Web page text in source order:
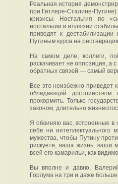
Реальная история
при Гитлере-Сталине-
кризисы. Ностальгия по
ностальгии и иллюзии
приводят к
Путиным курса на
На самом деле, коллеги,
раскачивает не оппозиция, а
обратных связей — самый
Все это неизбежно
обладающий достоинством
прокормить. Только
законом, длительно
Я обвиняю вас, встроенные в
себе ни интеллектуального
мужества, чтобы Путину
рискуете, ваша жизнь, ваши
всей его камарильи, как
Вы вполне и давно,
Горлума на три и даже